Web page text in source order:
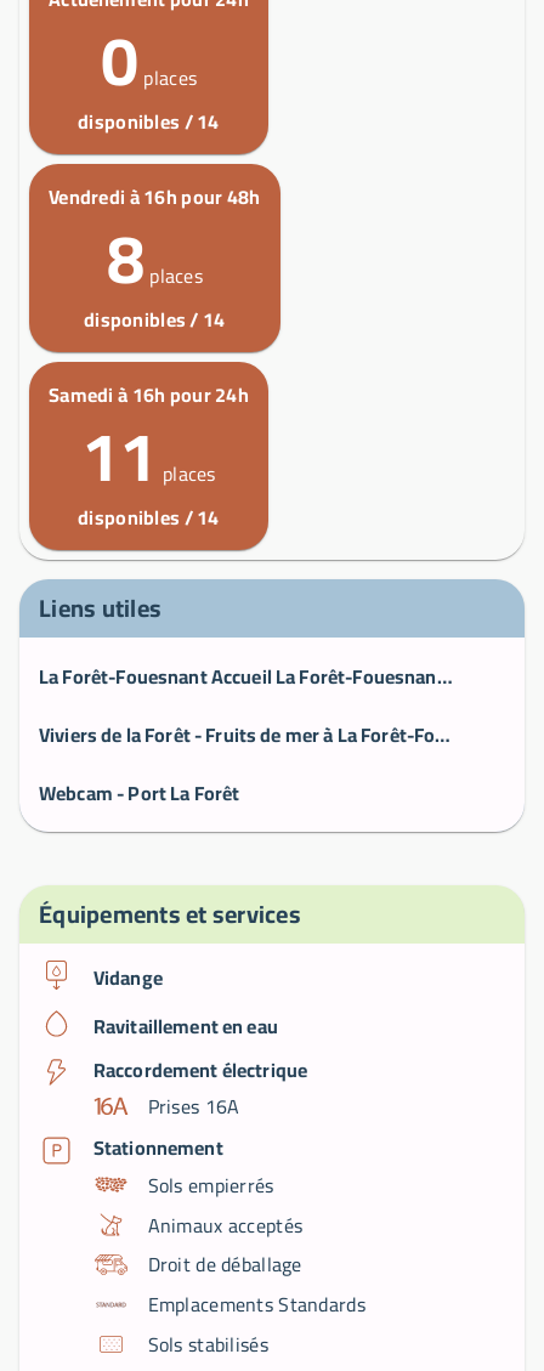
0 places
disponibles / 14
Vendredi à 16h pour 48h
8 places
disponibles / 14
Samedi à 16h pour 24h
11 places
disponibles / 14
Liens utiles
La Forêt-Fouesnant Accueil La Forêt-Fouesnant, le village marin de caractère
Viviers de la Forêt - Fruits de mer à La Forêt-Fouesnant, Bretagne
Webcam - Port La Forêt
Équipements et services
Vidange
Ravitaillement en eau
Raccordement électrique
Prises 16A
Stationnement
Sols empierrés
Animaux acceptés
Droit de déballage
Emplacements Standards
Sols stabilisés